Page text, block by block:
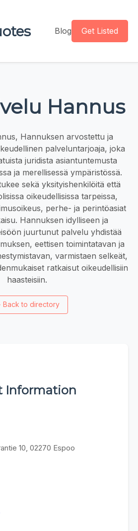
Blog Get Listed
Hannus
Hannuksen arvostettu ja
palveluntarjoaja, joka
juridista asiantuntemusta
ja merellisessä ympäristössä.
sekä yksityishenkilöitä että
oikeudellisissa tarpeissa,
perhe- ja perintöasiat
Hannuksen idylliseen ja
juurtunut palvelu yhdistää
eettisen toimintatavan ja
varmistaen selkeät,
ratkaisut oikeudellisiin
haasteisiin.
Back to directory
Information
10, 02270 Espoo